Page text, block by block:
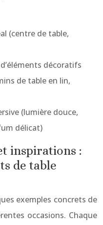
(centre de table,
décoratifs
de table en lin,
(lumière douce,
délicat)
inspirations :
de table
exemples concrets de
occasions. Chaque